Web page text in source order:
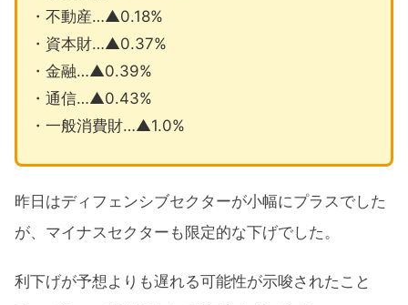
・不動産…▲0.18%
・資本財…▲0.37%
・金融…▲0.39%
・通信…▲0.43%
・一般消費財…▲1.0%
昨日はディフェンシブセクターが小幅にプラスでした
が、マイナスセクターも限定的な下げでした。
利下げが予想よりも遅れる可能性が示唆されたこと